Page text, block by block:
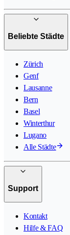
Beliebte Städte
Zürich
Genf
Lausanne
Bern
Basel
Winterthur
Lugano
Alle Städte
Support
Kontakt
Hilfe & FAQ